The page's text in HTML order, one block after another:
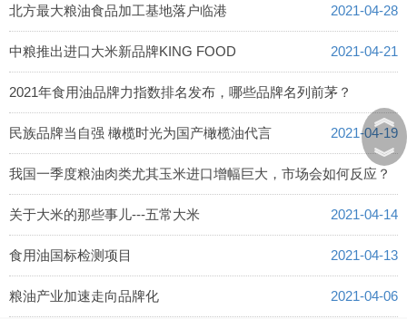
2021-04-29
北方最大粮油食品加工基地落户临港 2021-04-28
中粮推出进口大米新品牌KING FOOD 2021-04-21
2021年食用油品牌力指数排名发布，哪些品牌名列前茅？
2021-04-20
民族品牌当自强 橄榄时光为国产橄榄油代言 2021-04-19
我国一季度粮油肉类尤其玉米进口增幅巨大，市场会如何反应？
2021-04-15
关于大米的那些事儿---五常大米 2021-04-14
食用油国标检测项目 2021-04-13
粮油产业加速走向品牌化 2021-04-06
︽
︾